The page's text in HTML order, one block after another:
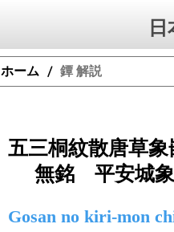
ホーム / 鐔 解説
五三桐紋散唐草
無銘 平安城
Gosan no kiri-mon